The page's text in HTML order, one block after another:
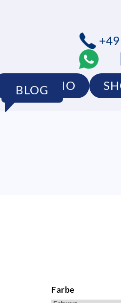
PORTFOLIO
BLOG
Farbe